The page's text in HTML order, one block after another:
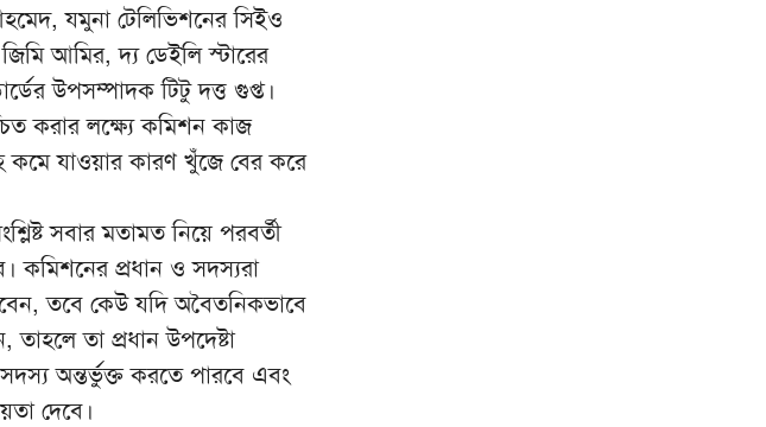
যমুনা টেলিভিশনের সিইও
আমির, দ্য ডেইলি স্টারের
উপসম্পাদক টিটু দত্ত গুপ্ত।
করার লক্ষ্যে কমিশন কাজ
কমে যাওয়ার কারণ খুঁজে বের করে
সবার মতামত নিয়ে পরবর্তী
কমিশনের প্রধান ও সদস্যরা
তবে কেউ যদি অবৈতনিকভাবে
তা প্রধান উপদেষ্টা
অন্তর্ভুক্ত করতে পারবে এবং
দেবে।